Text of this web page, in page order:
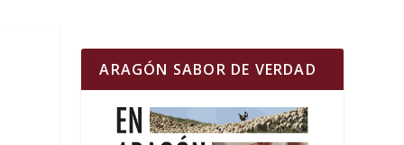
ARAGÓN SABOR DE VERDAD